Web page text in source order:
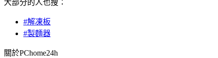
大部分的人也搜：
#解凍板
#製麵器
關於PChome24h